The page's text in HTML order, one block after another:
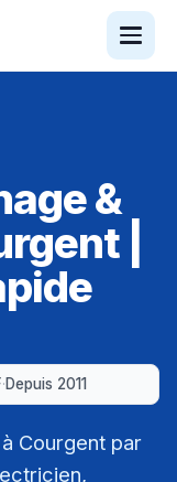
&
|
·Depuis 2011
Courgent par